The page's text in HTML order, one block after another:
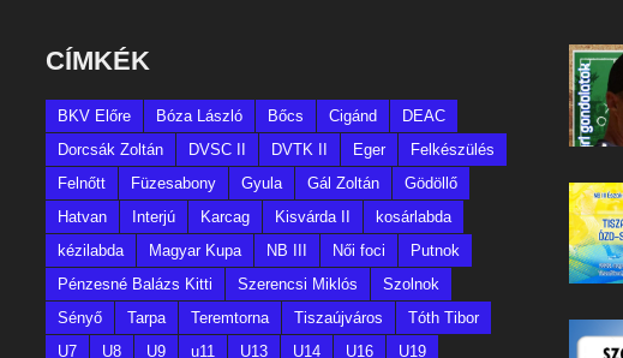
CÍMKÉK
BKV Előre Bóza László Bőcs Cigánd
DEAC
Dorcsák Zoltán
DVSC II DVTK II Eger
Felkészülés
Felnőtt
Füzesabony Gyula Gál Zoltán
Gödöllő
Hatvan
Interjú Karcag Kisvárda II
kosárlabda
kézilabda
Magyar Kupa NB III Női foci
Putnok
Pénzesné Balázs Kitti
Szerencsi Miklós
Szolnok
Sényő
Tarpa Teremtorna Tiszaújváros
Tóth Tibor
U7
U8 U9 u11 U13 U14 U16 U19